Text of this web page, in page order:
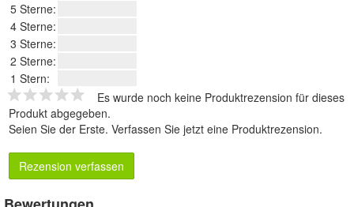
5 Sterne:
4 Sterne:
3 Sterne:
2 Sterne:
1 Stern:
Es wurde noch keine Produktrezension für dieses
Produkt abgegeben.
Seien Sie der Erste. Verfassen Sie jetzt eine Produktrezension.
Rezension verfassen